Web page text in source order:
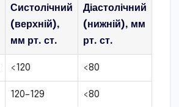
Систолічний
(верхній),
мм рт. ст.
Діастолічний
(нижній), мм
рт. ст.
<120 <80
120–129 <80